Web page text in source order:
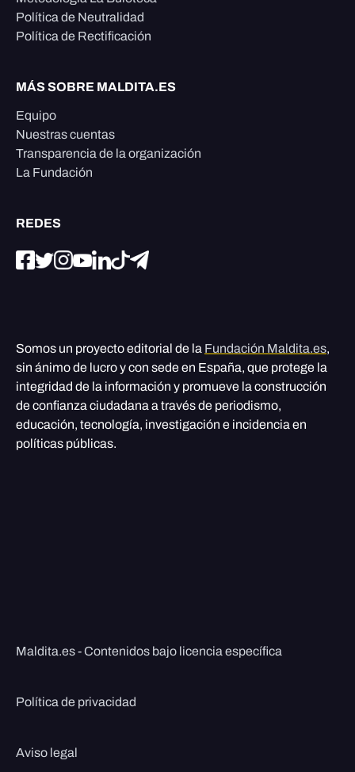
Política de Neutralidad
Política de Rectificación
MÁS SOBRE MALDITA.ES
Equipo
Nuestras cuentas
Transparencia de la organización
La Fundación
REDES
Somos un proyecto editorial de la Fundación Maldita.es,
sin ánimo de lucro y con sede en España, que protege la
integridad de la información y promueve la construcción
de confianza ciudadana a través de periodismo,
educación, tecnología, investigación e incidencia en
políticas públicas.
Maldita.es - Contenidos bajo licencia específica
Política de privacidad
Aviso legal